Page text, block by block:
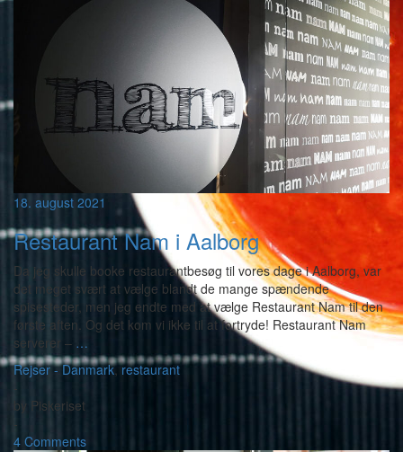
18. august 2021
Restaurant Nam i Aalborg
Da jeg skulle booke restaurantbesøg til vores dage i Aalborg, var
det meget svært at vælge blandt de mange spændende
spisesteder, men jeg endte med at vælge Restaurant Nam til den
første aften. Og det kom vi ikke til at fortryde! Restaurant Nam
serverer – …
Rejser - Danmark,restaurant
-
by Piskeriset
-
4 Comments